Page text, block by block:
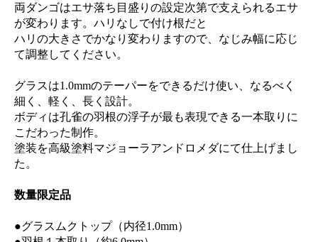
両ダンゴはエサ落ち目盛りの設定次第で支えられるエサ
が変わります。ハリなしで付け根だと
ハリの大きさでかなり変わりますので、なじみ幅に応じ
て調整してください。
グラスは1.0mmのテーパーをできるだけ使い、なるべく
細く、軽く、長く設計。
ボディは孔雀の羽根の浮子が最も表現できる一本取りに
こだわった制作。
塗装を高級塗料マジョーラアンドロメダにて仕上げまし
た。
数量限定品
●グラスムクトップ（内径1.0mm）